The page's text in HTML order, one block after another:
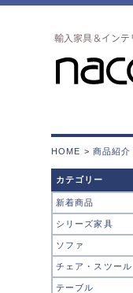
HOME > 商品紹介
カテゴリー
新着商品
シリーズ家具
ソファ
チェア・スツール
テーブル